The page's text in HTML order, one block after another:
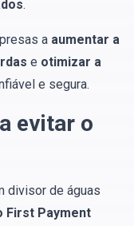
.
a aumentar a
e otimizar a
e segura.
evitar o
divisor de águas
First Payment